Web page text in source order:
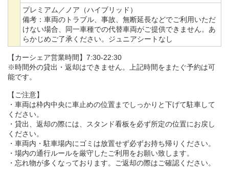
プレミアム／ノア（ハイブリッド）
備考： 車両のトラブル、事故、無断延長などでご利用いただ
けない場合、同一車種での代替車両がご提供できません。あ
らかじめご了承ください。ジュニアシートなし
【カーシェア営業時間】7:30-22:30
※時間外の貸出・返却はできません。上記時間をまたぐ予約は可
能です。
【ご注意】
・車両は枠内中央に車止めの位置までしっかりと下げて駐車して
ください。
・貸出、返却の際には、スタンド看板を必ず所定の位置にお戻し
ください。
・車両内・駐車場内にゴミは放置せず必ずお持ち帰りください。
・場内の通行ルールを厳守したご利用をお願い致します。
・忘れ物が多くなっております。ご返却の際はご確認ください。